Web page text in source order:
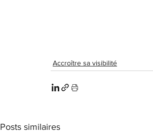
Accroître sa visibilité
Posts similaires